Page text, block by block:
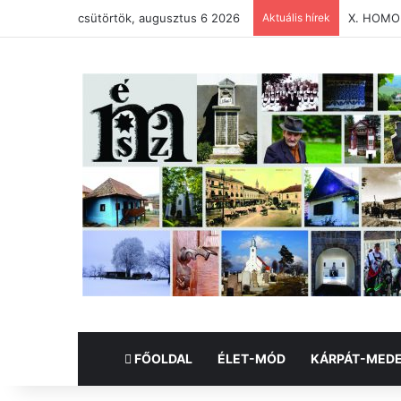
csütörtök, augusztus 6 2026 Aktuális hírek X.
FŐOLDAL ÉLET-MÓD KÁRPÁT-